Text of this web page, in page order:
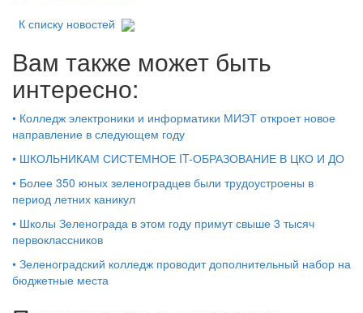
К списку новостей
Вам также может быть
интересно:
• Колледж электроники и информатики МИЭТ откроет новое
направление в следующем году
• ШКОЛЬНИКАМ СИСТЕМНОЕ IT-ОБРАЗОВАНИЕ В ЦКО И ДО
• Более 350 юных зеленоградцев были трудоустроены в
период летних каникул
• Школы Зеленограда в этом году примут свыше 3 тысяч
первоклассников
• Зеленоградский колледж проводит дополнительный набор на
бюджетные места